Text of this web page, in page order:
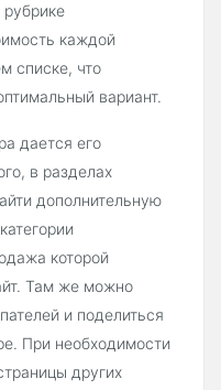
каждой
списке, что
вариант.
дается его
в разделах
дополнительную
которой
Там же можно
и поделиться
При необходимости
других